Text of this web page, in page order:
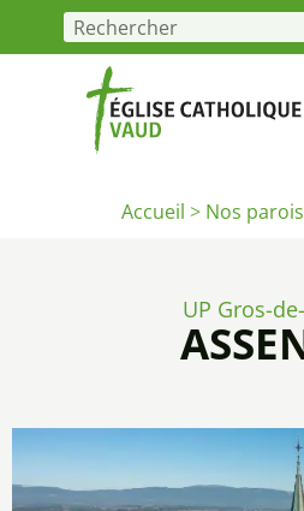
Accueil > Nos
UP Gros-